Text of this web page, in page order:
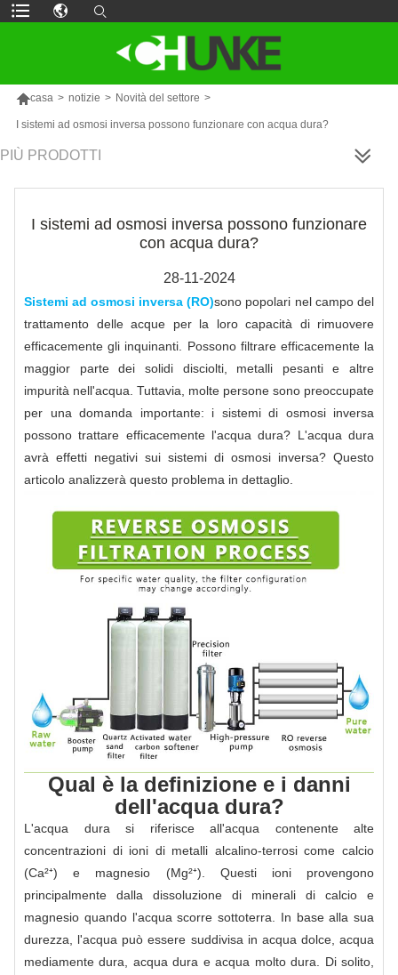
casa > notizie > Novità del settore >
I sistemi ad osmosi inversa possono funzionare con acqua dura?
PIÙ PRODOTTI
I sistemi ad osmosi inversa possono funzionare
con acqua dura?
28-11-2024
Sistemi ad osmosi inversa (RO)sono popolari nel campo del
trattamento delle acque per la loro capacità di rimuovere
efficacemente gli inquinanti. Possono filtrare efficacemente la
maggior parte dei solidi disciolti, metalli pesanti e altre
impurità nell'acqua. Tuttavia, molte persone sono preoccupate
per una domanda importante: i sistemi di osmosi inversa
possono trattare efficacemente l'acqua dura? L'acqua dura
avrà effetti negativi sui sistemi di osmosi inversa? Questo
articolo analizzerà questo problema in dettaglio.
Qual è la definizione e i danni
dell'acqua dura?
L'acqua dura si riferisce all'acqua contenente alte
concentrazioni di ioni di metalli alcalino-terrosi come calcio
(Ca²⁺) e magnesio (Mg²⁺). Questi ioni provengono
principalmente dalla dissoluzione di minerali di calcio e
magnesio quando l'acqua scorre sottoterra. In base alla sua
durezza, l'acqua può essere suddivisa in acqua dolce, acqua
mediamente dura, acqua dura e acqua molto dura. Di solito,